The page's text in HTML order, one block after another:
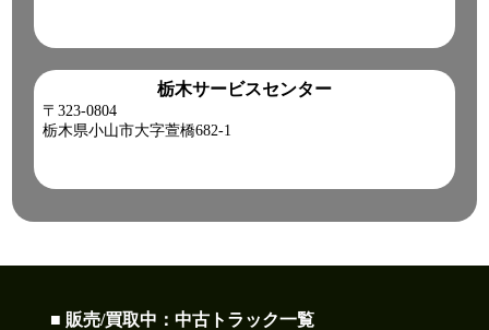
栃木サービスセンター
〒323-0804
栃木県小山市大字萱橋682-1
■ 販売/買取中：中古トラック一覧